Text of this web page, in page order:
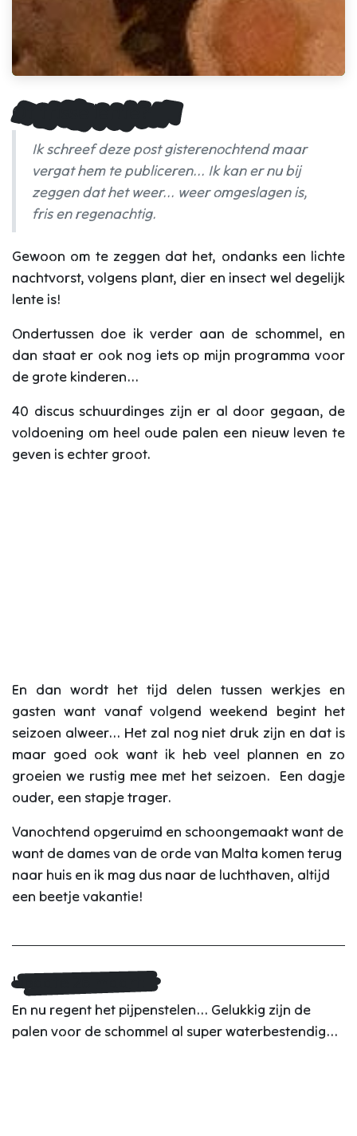
Of frisse lente?
Ik schreef deze post gisterenochtend maar
vergat hem te publiceren... Ik kan er nu bij
zeggen dat het weer... weer omgeslagen is,
fris en regenachtig.
Gewoon om te zeggen dat het, ondanks een lichte
nachtvorst, volgens plant, dier en insect wel degelijk
lente is!
Ondertussen doe ik verder aan de schommel, en
dan staat er ook nog iets op mijn programma voor
de grote kinderen...
40 discus schuurdinges zijn er al door gegaan, de
voldoening om heel oude palen een nieuw leven te
geven is echter groot.
En dan wordt het tijd delen tussen werkjes en
gasten want vanaf volgend weekend begint het
seizoen alweer... Het zal nog niet druk zijn en dat is
maar goed ook want ik heb veel plannen en zo
groeien we rustig mee met het seizoen. Een dagje
ouder, een stapje trager.
Vanochtend opgeruimd en schoongemaakt want de
want de dames van de orde van Malta komen terug
naar huis en ik mag dus naar de luchthaven, altijd
een beetje vakantie!
Update 26 maart:
En nu regent het pijpenstelen... Gelukkig zijn de
palen voor de schommel al super waterbestendig...